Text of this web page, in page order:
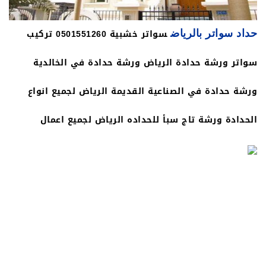
حداد سواتر بالرياض
سواتر خشبية 0501551260 تركيب
سواتر ورشة حدادة الرياض ورشة حدادة في الخالدية
ورشة حدادة في الصناعية القديمة الرياض لجميع انواع
الحدادة ورشة تاج سبأ للحداده الرياض لجميع اعمال
الحداده افضل ورشة حدادة في الرياض اقرب وشة حدادة